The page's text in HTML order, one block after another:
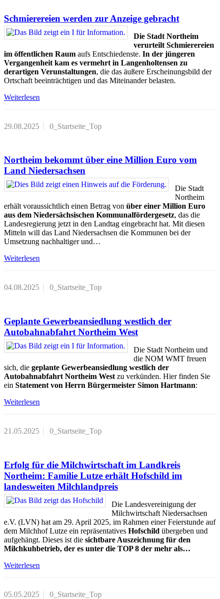
Schmierereien werden zur Anzeige gebracht
Die Stadt Northeim
verurteilt Schmierereien
im öffentlichen Raum aufs Entschiedenste. In der jüngeren
Vergangenheit kam es vermehrt in Langenholtensen zu
derartigen Verunstaltungen, die das äußere Erscheinungsbild der
Ortschaft beeinträchtigen und das Miteinander belasten.
Weiterlesen
29.08.2025 0_Startseite_Top
Northeim bekommt über eine Million Euro vom
Land Niedersachsen
Die Stadt
Northeim
erhält voraussichtlich einen Betrag von über einer Million Euro
aus dem Niedersächsischen Kommunalfördergesetz, das die
Landesregierung jetzt in den Landtag eingebracht hat. Mit diesen
Mitteln will das Land Niedersachsen die Kommunen bei der
Umsetzung nachhaltiger und…
Weiterlesen
04.08.2025 0_Startseite_Top
Geplante Gewerbeansiedlung westlich der
Autobahnabfahrt Northeim West
Die Stadt Northeim und
die NOM WMT freuen
sich, die geplante Gewerbeansiedlung westlich der
Autobahnabfahrt Northeim West zu verkünden. Hier finden Sie
ein Statement von Herrn Bürgermeister Simon Hartmann:
Weiterlesen
21.05.2025 0_Startseite_Top
Erfolg für die Milchwirtschaft im Landkreis
Northeim: Familie Lutze erhält Hofschild im
landesweiten Milchlandpreis
Die Landesvereinigung der
Milchwirtschaft Niedersachsen
e.V. (LVN) hat am 29. April 2025, im Rahmen einer Feierstunde auf
dem Milchhof Lutze ein repräsentatives Hofschild übergeben und
aufgehängt. Dieses ist die sichtbare Auszeichnung für den
Milchkuhbetrieb, der es unter die TOP 8 der mehr als…
Weiterlesen
05.05.2025 0_Startseite_Top